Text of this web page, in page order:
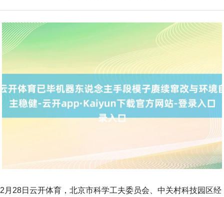
2月28日云开体育，北京市科学工夫委员会、中关村科技园区经